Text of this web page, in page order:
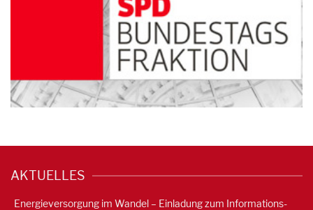
AKTUELLES
Energieversorgung im Wandel – Einladung zum Informations-